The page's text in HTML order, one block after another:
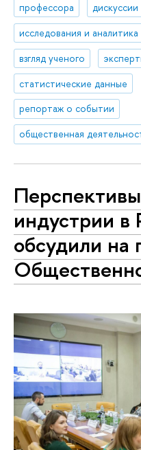
профессора
дискуссии
исследования и аналитика
взгляд ученого
статистические данные
репортаж о событии
общественная
индустрии в
обсудили на